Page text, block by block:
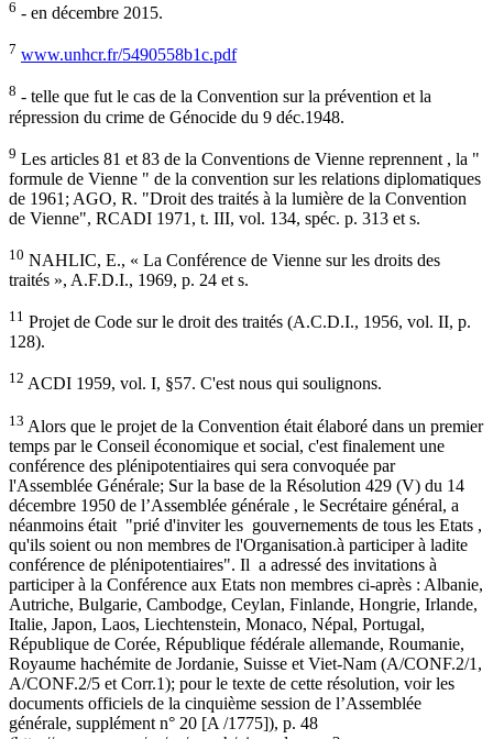
6 - en décembre 2015.
7 www.unhcr.fr/5490558b1c.pdf
8 - telle que fut le cas de la Convention sur la prévention et la
répression du crime de Génocide du 9 déc.1948.
9 Les articles 81 et 83 de la Conventions de Vienne reprennent , la "
formule de Vienne " de la convention sur les relations diplomatiques
de 1961; AGO, R. "Droit des traités à la lumière de la Convention
de Vienne", RCADI 1971, t. III, vol. 134, spéc. p. 313 et s.
10 NAHLIC, E., « La Conférence de Vienne sur les droits des
traités », A.F.D.I., 1969, p. 24 et s.
11 Projet de Code sur le droit des traités (A.C.D.I., 1956, vol. II, p.
128).
12 ACDI 1959, vol. I, §57. C'est nous qui soulignons.
13 Alors que le projet de la Convention était élaboré dans un premier
temps par le Conseil économique et social, c'est finalement une
conférence des plénipotentiaires qui sera convoquée par
l'Assemblée Générale; Sur la base de la Résolution 429 (V) du 14
décembre 1950 de l’Assemblée générale , le Secrétaire général, a
néanmoins était "prié d'inviter les gouvernements de tous les Etats ,
qu'ils soient ou non membres de l'Organisation.à participer à ladite
conférence de plénipotentiaires". Il a adressé des invitations à
participer à la Conférence aux Etats non membres ci-après : Albanie,
Autriche, Bulgarie, Cambodge, Ceylan, Finlande, Hongrie, Irlande,
Italie, Japon, Laos, Liechtenstein, Monaco, Népal, Portugal,
République de Corée, République fédérale allemande, Roumanie,
Royaume hachémite de Jordanie, Suisse et Viet-Nam (A/CONF.2/1,
A/CONF.2/5 et Corr.1); pour le texte de cette résolution, voir les
documents officiels de la cinquième session de l’Assemblée
générale, supplément n° 20 [A /1775]), p. 48